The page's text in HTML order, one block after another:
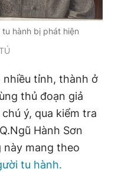
hành bị phát hiện
nhiều tỉnh, thành ở
thủ đoạn giả
ý, qua kiểm tra
Hành Sơn
này mang theo
tu hành.